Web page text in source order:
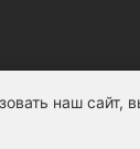
наш сайт,